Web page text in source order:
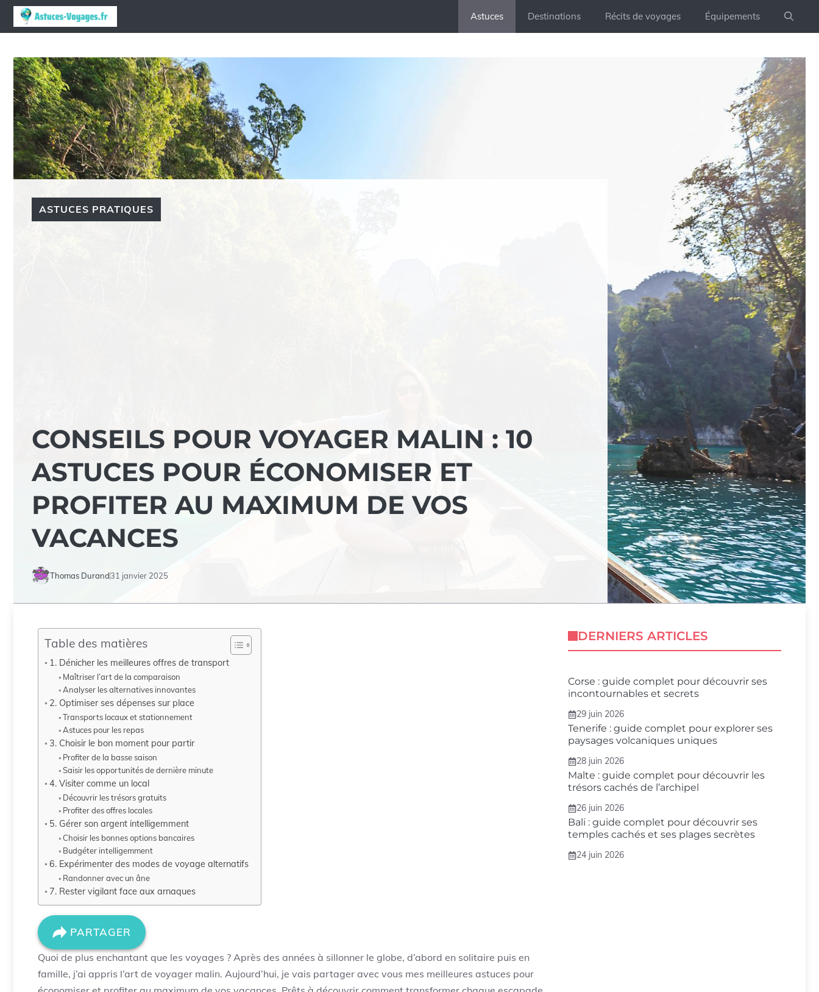
Aller
Astuces Destinations Récits de voyages Équipements
ASTUCES PRATIQUES
CONSEILS POUR VOYAGER MALIN : 10
ASTUCES POUR ÉCONOMISER ET
PROFITER AU MAXIMUM DE VOS
VACANCES
Thomas Durand31 janvier 2025
Table des matières
1. Dénicher les meilleures offres de transport
Maîtriser l’art de la comparaison
Analyser les alternatives innovantes
2. Optimiser ses dépenses sur place
Transports locaux et stationnement
Astuces pour les repas
3. Choisir le bon moment pour partir
Profiter de la basse saison
Saisir les opportunités de dernière minute
4. Visiter comme un local
Découvrir les trésors gratuits
Profiter des offres locales
5. Gérer son argent intelligemment
Choisir les bonnes options bancaires
Budgéter intelligemment
6. Expérimenter des modes de voyage alternatifs
Randonner avec un âne
7. Rester vigilant face aux arnaques
PARTAGER
Quoi de plus enchantant que les voyages ? Après des années à sillonner le globe, d’abord en solitaire puis en
famille, j’ai appris l’art de voyager malin. Aujourd’hui, je vais partager avec vous mes meilleures astuces pour
DERNIERS ARTICLES
Corse : guide complet pour découvrir ses
incontournables et secrets
29 juin 2026
Tenerife : guide complet pour explorer ses
paysages volcaniques uniques
28 juin 2026
Malte : guide complet pour découvrir les
trésors cachés de l’archipel
26 juin 2026
Bali : guide complet pour découvrir ses
temples cachés et ses plages secrètes
24 juin 2026